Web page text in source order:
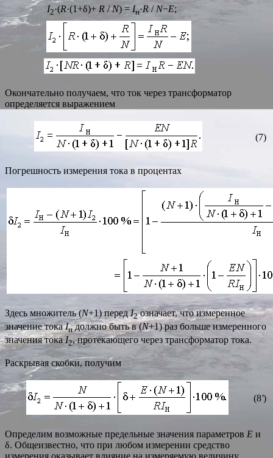
I2·(R·(1+δ)+ R /N) =Iн·R / N−E;
Окончательно получаем, что ток через трансформатор
определяется выражением
(7)
Погрешность измерения тока в процентах
Здесь множитель (N+1) передI2означает, что измеренное
значение токаIндолжно быть в (N+1) раз больше измеренного
значения токаI2, протекающего через трансформатор тока.
Раскрывая скобки, получим
(8')
Определим возможные предельные значения параметров E и
δ. Общеизвестно, что при любом измерении средство
измерения оказывает влияние на измеряемую величину,